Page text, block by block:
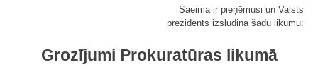
Saeima ir pieņēmusi un Valsts
prezidents izsludina šādu likumu:
Grozījumi Prokuratūras likumā